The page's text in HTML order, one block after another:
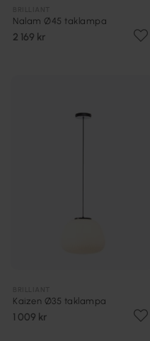
Nalam Ø45 taklampa
2 169 kr
Kaizen Ø35 taklampa
1 009 kr